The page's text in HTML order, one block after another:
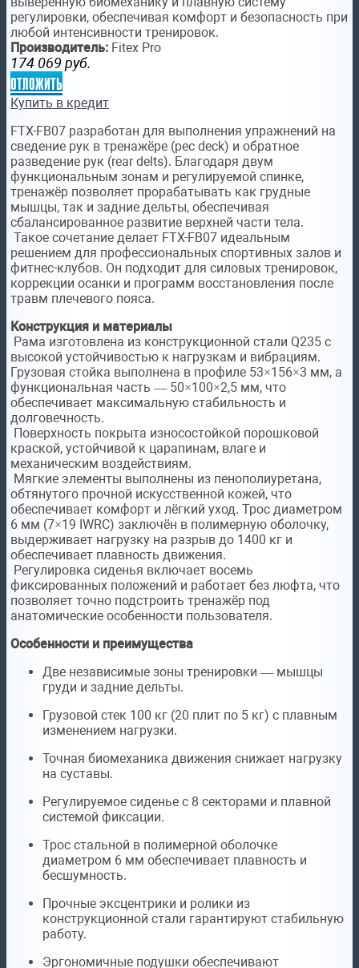
регулировки, обеспечивая комфорт и безопасность при
любой интенсивности тренировок.
Производитель: Fitex Pro
174 069 руб.
отложить
Купить в кредит
FTX-FB07 разработан для выполнения упражнений на
сведение рук в тренажёре (pec deck) и обратное
разведение рук (rear delts). Благодаря двум
функциональным зонам и регулируемой спинке,
тренажёр позволяет прорабатывать как грудные
мышцы, так и задние дельты, обеспечивая
сбалансированное развитие верхней части тела.
Такое сочетание делает FTX-FB07 идеальным
решением для профессиональных спортивных залов и
фитнес-клубов. Он подходит для силовых тренировок,
коррекции осанки и программ восстановления после
травм плечевого пояса.
Конструкция и материалы
Рама изготовлена из конструкционной стали Q235 с
высокой устойчивостью к нагрузкам и вибрациям.
Грузовая стойка выполнена в профиле 53×156×3 мм, а
функциональная часть — 50×100×2,5 мм, что
обеспечивает максимальную стабильность и
долговечность.
Поверхность покрыта износостойкой порошковой
краской, устойчивой к царапинам, влаге и
механическим воздействиям.
Мягкие элементы выполнены из пенополиуретана,
обтянутого прочной искусственной кожей, что
обеспечивает комфорт и лёгкий уход. Трос диаметром
6 мм (7×19 IWRC) заключён в полимерную оболочку,
выдерживает нагрузку на разрыв до 1400 кг и
обеспечивает плавность движения.
Регулировка сиденья включает восемь
фиксированных положений и работает без люфта, что
позволяет точно подстроить тренажёр под
анатомические особенности пользователя.
Особенности и преимущества
Две независимые зоны тренировки — мышцы
груди и задние дельты.
Грузовой стек 100 кг (20 плит по 5 кг) с плавным
изменением нагрузки.
Точная биомеханика движения снижает нагрузку
на суставы.
Регулируемое сиденье с 8 секторами и плавной
системой фиксации.
Трос стальной в полимерной оболочке
диаметром 6 мм обеспечивает плавность и
бесшумность.
Прочные эксцентрики и ролики из
конструкционной стали гарантируют стабильную
работу.
Эргономичные подушки обеспечивают